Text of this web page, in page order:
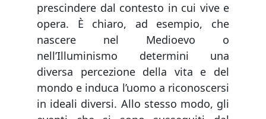
prescindere dal contesto in cui vive e
opera. È chiaro, ad esempio, che
nascere nel Medioevo o
nell’Illuminismo determini una
diversa percezione della vita e del
mondo e induca l’uomo a riconoscersi
in ideali diversi. Allo stesso modo, gli